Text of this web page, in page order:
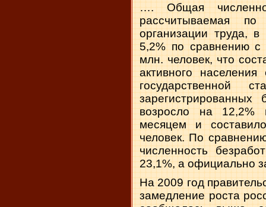
…. Общая
рассчитываемая по
организации труда,
5,2% по сравнению
млн. человек, что
активного
государственной
возросло на
месяцем и
человек. По
численность
23,1%, а официально
На 2009 год
замедление роста